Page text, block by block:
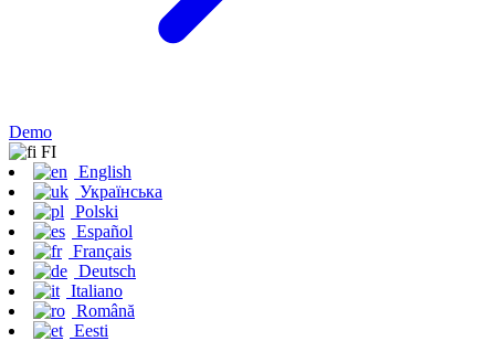
Demo
FI
English
Українська
Polski
Español
Français
Deutsch
Italiano
Română
Eesti